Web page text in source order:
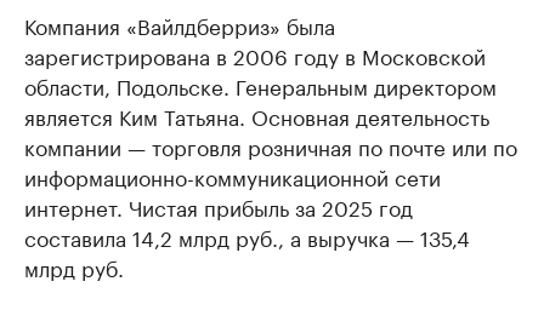
Компания «Вайлдберриз» была
зарегистрирована в 2006 году в Московской
области, Подольске. Генеральным директором
является Ким Татьяна. Основная деятельность
компании — торговля розничная по почте или по
информационно-коммуникационной сети
интернет. Чистая прибыль за 2025 год
составила 14,2 млрд руб., а выручка — 135,4
млрд руб.